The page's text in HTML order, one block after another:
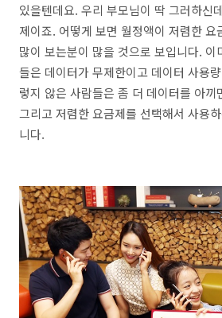
있을텐데요. 우리 부모님이 딱 그러하신
제이죠. 어떻게 보면 월정액이 저렴한 요
많이 보는분이 많을 것으로 보입니다. 이
들은 데이터가 무제한이고 데이터 사용
렇지 않은 사람들은 좀 더 데이터를 아끼
그리고 저렴한 요금제를 선택해서 사용
니다.